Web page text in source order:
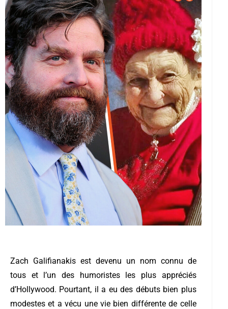
Zach Galifianakis est devenu un nom connu de
tous et l’un des humoristes les plus appréciés
d’Hollywood. Pourtant, il a eu des débuts bien plus
modestes et a vécu une vie bien différente de celle